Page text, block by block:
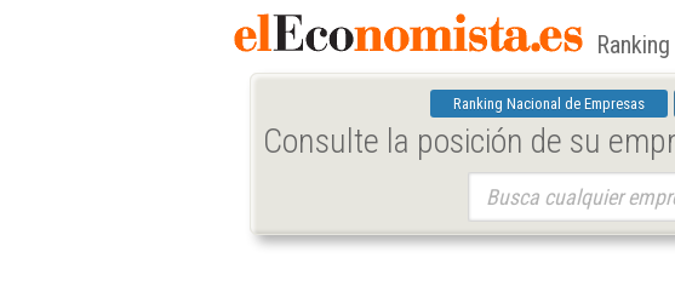
Ranking Nacional de Empresas
Consulte la posición de su